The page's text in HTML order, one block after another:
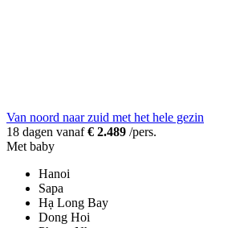
Van noord naar zuid met het hele gezin
18 dagen vanaf€ 2.489 /pers.
Met baby
Hanoi
Sapa
Hạ Long Bay
Dong Hoi